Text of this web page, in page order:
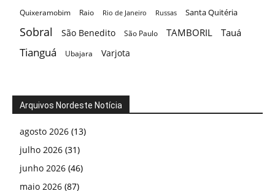
Quixeramobim
Raio Rio de Janeiro Russas Santa Quitéria
Sobral São Benedito São Paulo TAMBORIL Tauá
Tianguá Ubajara Varjota
Arquivos Nordeste Notícia
agosto 2026 (13)
julho 2026 (31)
junho 2026 (46)
maio 2026 (87)